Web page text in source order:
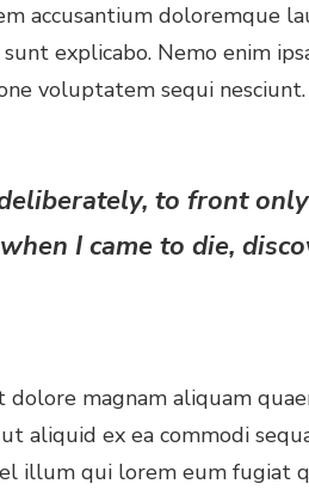
accusantium doloremque
explicabo. Nemo enim
voluptatem sequi
to front
I came to die,
magnam aliquam
aliquid ex ea commodi
illum qui lorem eum fugiat